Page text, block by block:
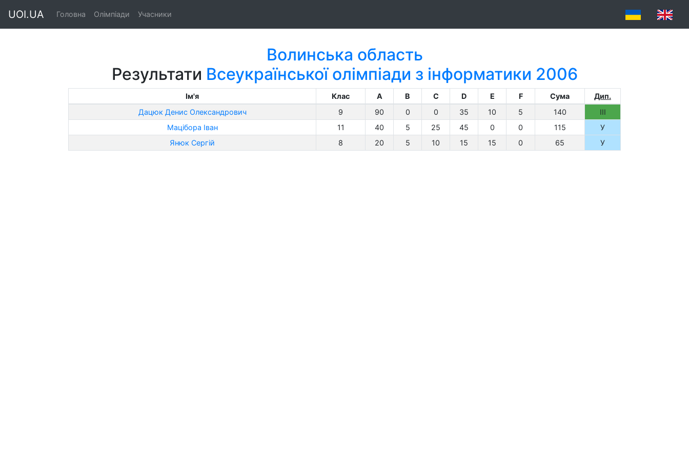
UOI.UA Головна Олімпіади Учасники
Волинська область
Результати Всеукраїнської олімпіади з інформатики 2006
Ім'я Клас A B C D E F Сума
Дип.
Дацюк Денис Олександрович
9 90 0 0 35 10 5 140
III
Мацібора Іван
11 40 5 25 45 0 0 115
У
Янюк Сергій
8 20 5 10 15 15 0 65 У